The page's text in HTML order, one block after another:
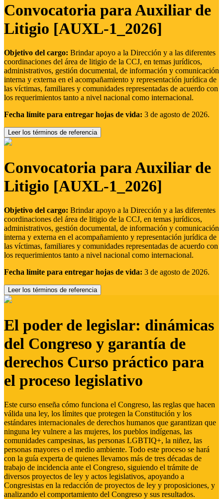
Convocatoria para Auxiliar de
Litigio [AUXL-1_2026]
Objetivo del cargo: Brindar apoyo a la Dirección y a las diferentes
coordinaciones del área de litigio de la CCJ, en temas jurídicos,
administrativos, gestión documental, de información y comunicación
interna y externa en el acompañamiento y representación jurídica de
las víctimas, familiares y comunidades representadas de acuerdo con
los requerimientos tanto a nivel nacional como internacional.
Fecha límite para entregar hojas de vida: 3 de agosto de 2026.
Leer los términos de referencia
Convocatoria para Auxiliar de
Litigio [AUXL-1_2026]
Objetivo del cargo: Brindar apoyo a la Dirección y a las diferentes
coordinaciones del área de litigio de la CCJ, en temas jurídicos,
administrativos, gestión documental, de información y comunicación
interna y externa en el acompañamiento y representación jurídica de
las víctimas, familiares y comunidades representadas de acuerdo con
los requerimientos tanto a nivel nacional como internacional.
Fecha límite para entregar hojas de vida: 3 de agosto de 2026.
Leer los términos de referencia
El poder de legislar: dinámicas
del Congreso y garantía de
derechos Curso práctico para
el proceso legislativo
Este curso enseña cómo funciona el Congreso, las reglas que hacen
válida una ley, los límites que protegen la Constitución y los
estándares internacionales de derechos humanos que garantizan que
ninguna ley vulnere a las mujeres, los pueblos indígenas, las
comunidades campesinas, las personas LGBTIQ+, la niñez, las
personas mayores o el medio ambiente. Todo este proceso se hará
con la guía experta de quienes llevamos más de tres décadas de
trabajo de incidencia ante el Congreso, siguiendo el trámite de
diversos proyectos de ley y actos legislativos, apoyando a
Congresistas en la redacción de proyectos de ley y proposiciones, y
analizando el comportamiento del Congreso y sus resultados.